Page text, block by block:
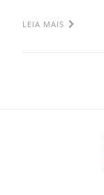
LEIA MAIS